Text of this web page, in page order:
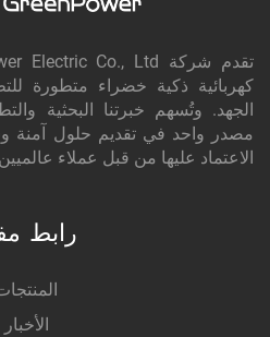
كهربائية ذكية خضراء متطورة
الجهد. وتُسهم خبرتنا البحثية
مصدر واحد في تقديم حلول آمنة
الاعتماد عليها من قبل عملاء
رابط
الأخبار